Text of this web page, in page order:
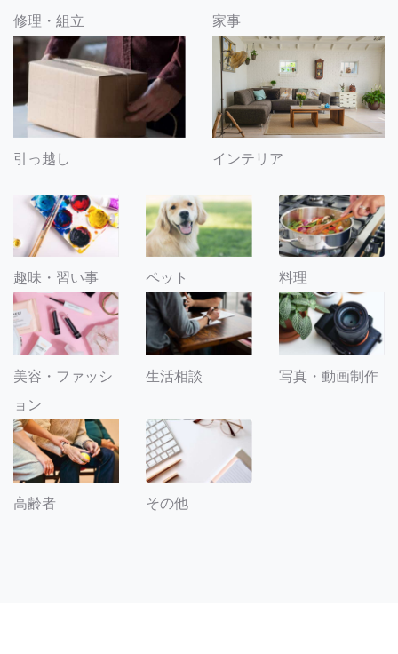
修理・組立 家事
引っ越し インテリア
趣味・習い事 ペット 料理
美容・ファッシ
ョン
生活相談 写真・動画制作
高齢者 その他